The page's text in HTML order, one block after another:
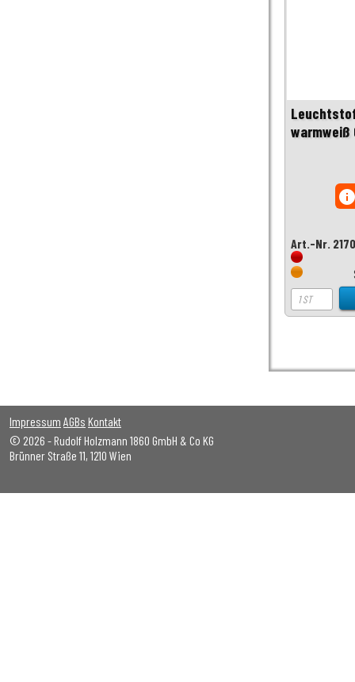
warmweiß
Art.-Nr.
Impressum AGBs Kontakt
© 2026 - Rudolf Holzmann 1860 GmbH & Co KG
Brünner Straße 11, 1210 Wien